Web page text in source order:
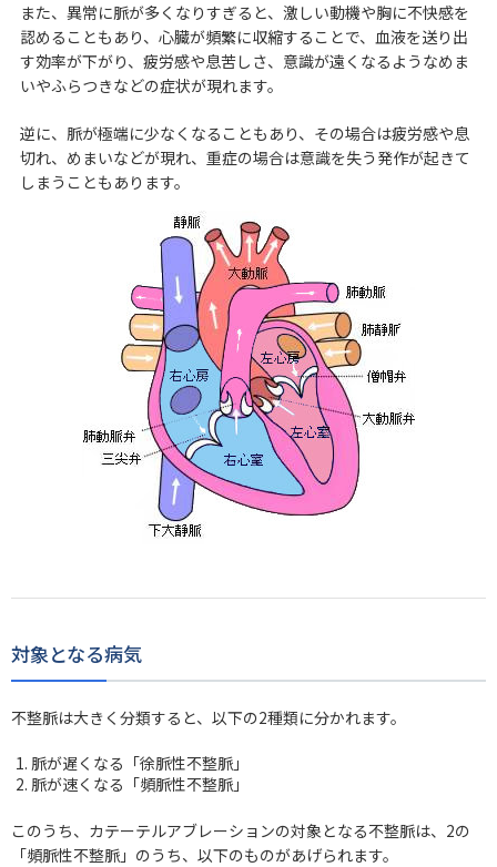
また、異常に脈が多くなりすぎると、激しい動機や胸に不快感を
認めることもあり、心臓が頻繁に収縮することで、血液を送り出
す効率が下がり、疲労感や息苦しさ、意識が遠くなるようなめま
いやふらつきなどの症状が現れます。
逆に、脈が極端に少なくなることもあり、その場合は疲労感や息
切れ、めまいなどが現れ、重症の場合は意識を失う発作が起きて
しまうこともあります。
対象となる病気
不整脈は大きく分類すると、以下の2種類に分かれます。
脈が遅くなる「徐脈性不整脈」
脈が速くなる「頻脈性不整脈」
このうち、カテーテルアブレーションの対象となる不整脈は、2の
「頻脈性不整脈」のうち、以下のものがあげられます。